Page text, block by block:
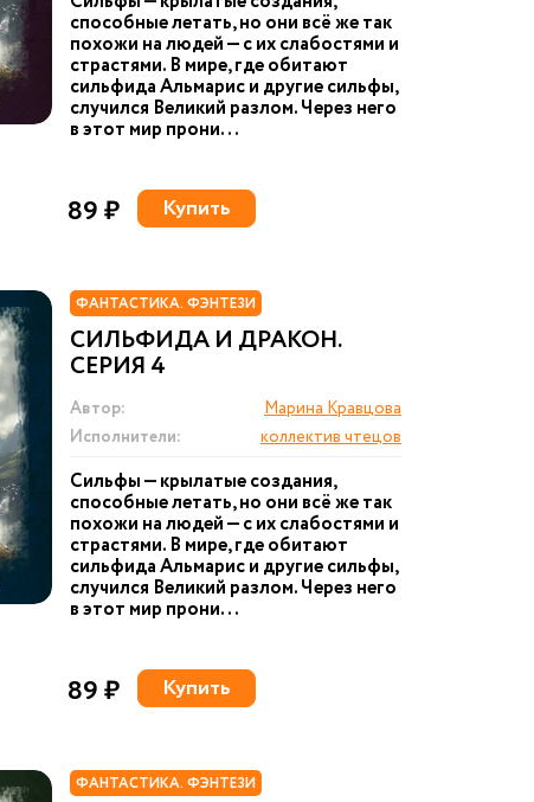
способные летать, но они всё же так
похожи на людей — с их слабостями и
страстями. В мире, где обитают
сильфида Альмарис и другие сильфы,
случился Великий разлом. Через него
в этот мир прони...
89 ₽ Купить
ФАНТАСТИКА. ФЭНТЕЗИ
СИЛЬФИДА И ДРАКОН.
СЕРИЯ 4
Автор:
Марина Кравцова
Исполнители:
коллектив чтецов
Сильфы — крылатые создания,
способные летать, но они всё же так
похожи на людей — с их слабостями и
страстями. В мире, где обитают
сильфида Альмарис и другие сильфы,
случился Великий разлом. Через него
в этот мир прони...
89 ₽ Купить
ФАНТАСТИКА. ФЭНТЕЗИ